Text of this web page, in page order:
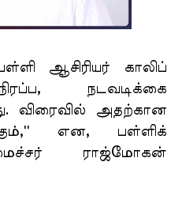
ஆசிரியர் காலிப்
நடவடிக்கை
விரைவில் அதற்கான
என, பள்ளிக்
ராஜ்மோகன்